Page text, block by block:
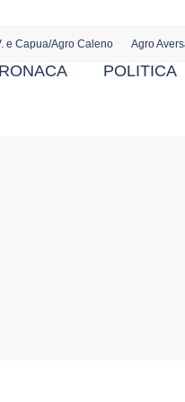
e Capua/Agro Caleno Agro
POLITICA